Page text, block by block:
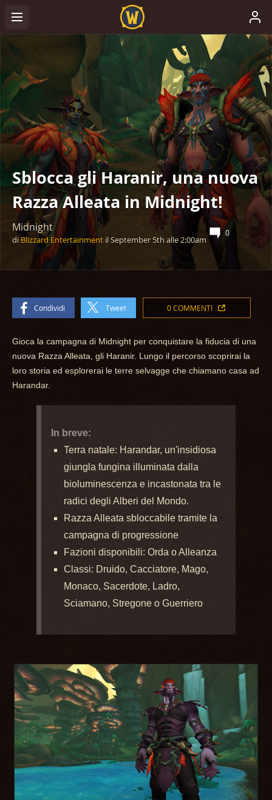
Sblocca gli Haranir, una nuova
Razza Alleata in Midnight!
Midnight
diBlizzard Entertainment ilSeptember 5th alle2:00am
0
Condividi Tweet 0 COMMENTI
Gioca la campagna di Midnight per conquistare la fiducia di una
nuova Razza Alleata, gli Haranir. Lungo il percorso scoprirai la
loro storia ed esplorerai le terre selvagge che chiamano casa ad
Harandar.
In breve:
Terra natale: Harandar, un'insidiosa
giungla fungina illuminata dalla
bioluminescenza e incastonata tra le
radici degli Alberi del Mondo.
Razza Alleata sbloccabile tramite la
campagna di progressione
Fazioni disponibili: Orda o Alleanza
Classi: Druido, Cacciatore, Mago,
Monaco, Sacerdote, Ladro,
Sciamano, Stregone o Guerriero